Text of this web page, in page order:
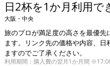
日2杯を1か月利用で
大阪・中央
旅のプロが満足度の高さを最優先
ます。リンク先の価格や内容、日
ますのでご了承ください。
利用期間：購入費の翌月1か月間